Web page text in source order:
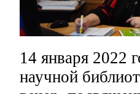
14 января 2022
научной